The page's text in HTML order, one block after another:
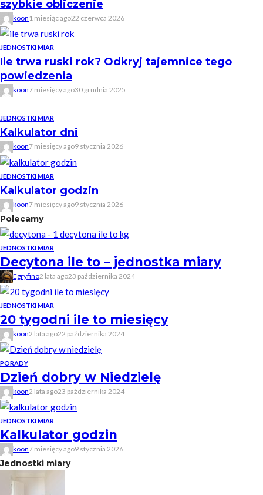
szybkie obliczenie
koon 1 miesiąc ago22 czerwca 2026
JEDNOSTKI MIAR
Ile trwa ruski rok? Odkryj tajemnice tego
powiedzenia
koon7 miesięcy ago30 grudnia 2025
JEDNOSTKI MIAR
Kalkulator dni
koon7 miesięcy ago9 stycznia 2026
JEDNOSTKI MIAR
Kalkulator godzin
koon7 miesięcy ago9 stycznia 2026
Polecamy
JEDNOSTKI MIAR
Decytona ile to – jednostka miary
Egryfino2 lata ago23 października 2024
JEDNOSTKI MIAR
20 tygodni ile to miesięcy
koon2 lata ago22 października 2024
PORADY
Dzień dobry w Niedzielę
koon2 lata ago23 października 2024
JEDNOSTKI MIAR
Kalkulator godzin
koon7 miesięcy ago9 stycznia 2026
Jednostki miary